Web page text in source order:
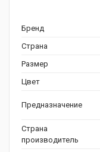
Бренд
Страна
Размер
Цвет
Предназначение
Страна
производитель